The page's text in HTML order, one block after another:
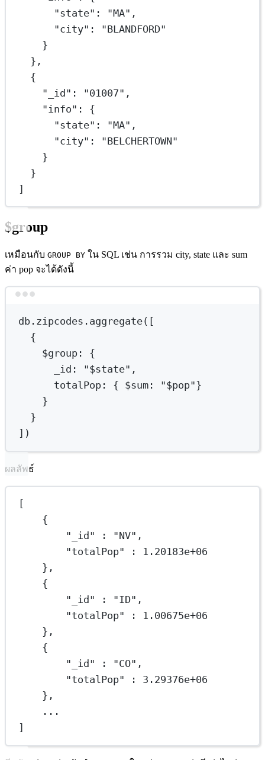
"state" : "MA" ,
"city" : "BLANDFORD"
}
},
{
"_id" : "01007" ,
"info" : {
"state" : "MA" ,
"city" : "BELCHERTOWN"
}
}
]
$group
เหมือนกับ GROUP BY ใน SQL เช่น การรวม city, state และ sum
ค่า pop จะได้ดังนี้
db.zipcodes.aggregate([
{
$group :
{
_id:
"$state",
totalPop:
{ $sum : "$pop"}
}
}
])
ผลลัพธ์
[
{
"_id"
: "NV" ,
"totalPop"
: 1.20183e+06
},
{
"_id"
: "ID" ,
"totalPop"
: 1.00675e+06
},
{
"_id"
: "CO" ,
"totalPop"
: 3.29376e+06
},
...
]